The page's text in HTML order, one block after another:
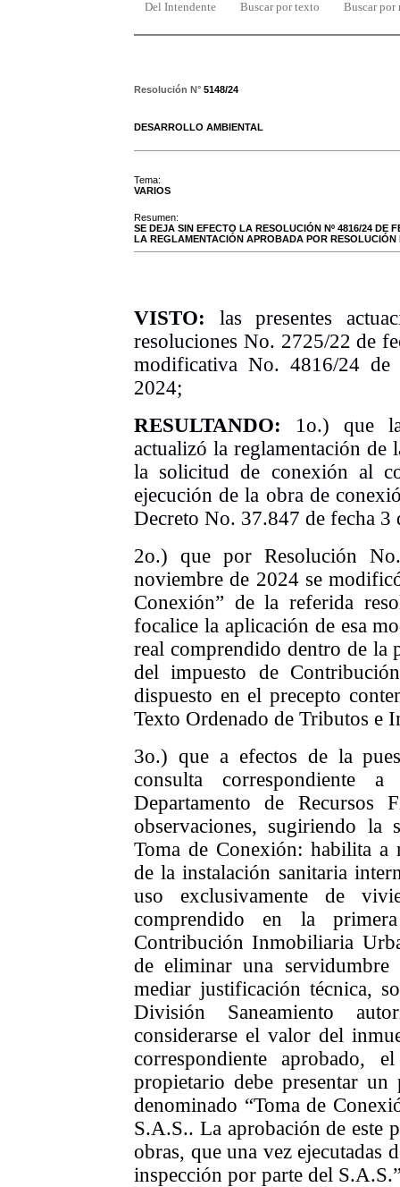
Del Intendente Buscar por texto Buscar por
Resolución N° 5148/24
DESARROLLO AMBIENTAL
Tema:
VARIOS
Resumen:
SE DEJA SIN EFECTO LA RESOLUCIÓN Nº 4816/24 DE
LA REGLAMENTACIÓN APROBADA POR RESOLUCIÓN
VISTO: las presentes
resoluciones No. 2725/22 de
modificativa No. 4816/24
2024;
RESULTANDO: 1o.) que
actualizó la reglamentación de
la solicitud de conexión al
ejecución de la obra de
Decreto No. 37.847 de fecha 3
2o.) que por Resolución
noviembre de 2024 se
Conexión” de la referida
focalice la aplicación de esa
real comprendido dentro de la
del impuesto de
dispuesto en el precepto
Texto Ordenado de Tributos e
3o.) que a efectos de la
consulta correspondiente
Departamento de Recursos
observaciones, sugiriendo la
Toma de Conexión: habilita a
de la instalación sanitaria
uso exclusivamente de
comprendido en la
Contribución Inmobiliaria
de eliminar una
mediar justificación técnica,
División Saneamiento
considerarse el valor del
correspondiente aprobado,
propietario debe presentar un
denominado “Toma de
S.A.S.. La aprobación de este
obras, que una vez ejecutadas
inspección por parte del